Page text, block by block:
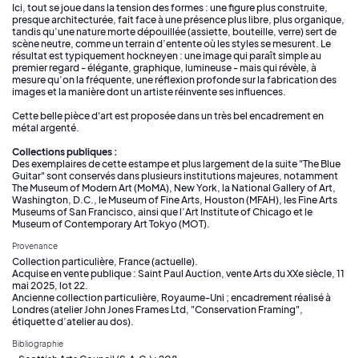
Ici, tout se joue dans la tension des formes : une figure plus construite,
presque architecturée, fait face à une présence plus libre, plus organique,
tandis qu’une nature morte dépouillée (assiette, bouteille, verre) sert de
scène neutre, comme un terrain d’entente où les styles se mesurent. Le
résultat est typiquement hockneyen : une image qui paraît simple au
premier regard - élégante, graphique, lumineuse - mais qui révèle, à
mesure qu’on la fréquente, une réflexion profonde sur la fabrication des
images et la manière dont un artiste réinvente ses influences.
Cette belle pièce d'art est proposée dans un très bel encadrement en
métal argenté.
Collections publiques :
Des exemplaires de cette estampe et plus largement de la suite "The Blue
Guitar" sont conservés dans plusieurs institutions majeures, notamment
The Museum of Modern Art (MoMA), New York, la National Gallery of Art,
Washington, D.C., le Museum of Fine Arts, Houston (MFAH), les Fine Arts
Museums of San Francisco, ainsi que l’Art Institute of Chicago et le
Museum of Contemporary Art Tokyo (MOT).
Provenance
Collection particulière, France (actuelle).
Acquise en vente publique : Saint Paul Auction, vente Arts du XXe siècle, 11
mai 2025, lot 22.
Ancienne collection particulière, Royaume-Uni ; encadrement réalisé à
Londres (atelier John Jones Frames Ltd, "Conservation Framing",
étiquette d’atelier au dos).
Bibliographie